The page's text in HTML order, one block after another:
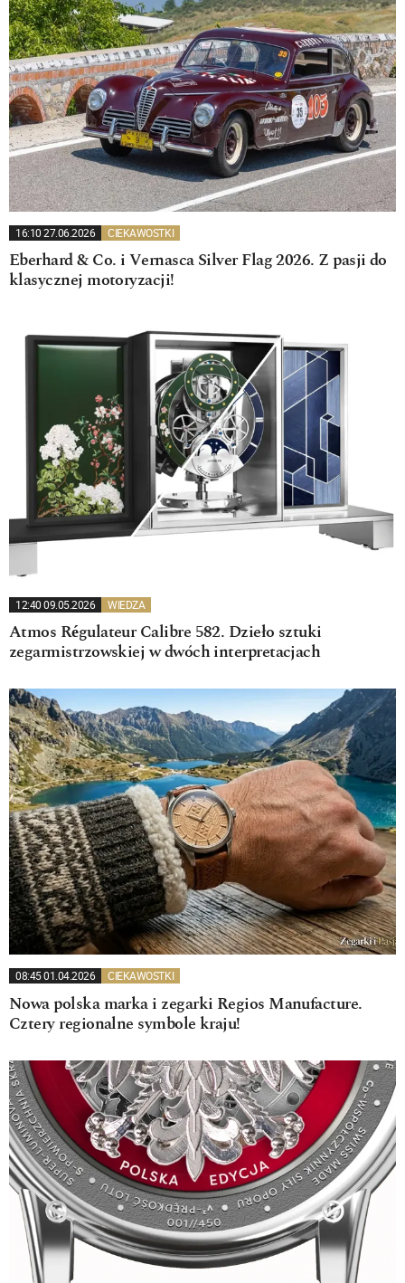
16:10 27.06.2026 CIEKAWOSTKI
Eberhard & Co. i Vernasca Silver Flag 2026. Z pasji do
klasycznej motoryzacji!
12:40 09.05.2026 WIEDZA
Atmos Régulateur Calibre 582. Dzieło sztuki
zegarmistrzowskiej w dwóch interpretacjach
08:45 01.04.2026 CIEKAWOSTKI
Nowa polska marka i zegarki Regios Manufacture.
Cztery regionalne symbole kraju!